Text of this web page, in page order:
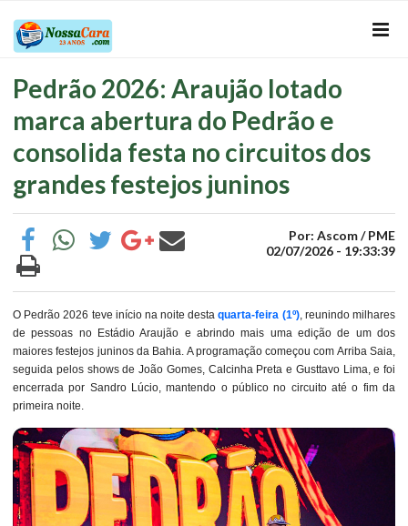
Pedrão 2026: Araujão lotado
marca abertura do Pedrão e
consolida festa no circuitos dos
grandes festejos juninos
Por: Ascom / PME
02/07/2026 - 19:33:39
O Pedrão 2026 teve início na noite destaquarta-feira (1º), reunindo milhares
de pessoas no Estádio Araujão e abrindo mais uma edição de um dos
maiores festejos juninos da Bahia. A programação começou com Arriba Saia,
seguida pelos shows de João Gomes, Calcinha Preta e Gusttavo Lima, e foi
encerrada por Sandro Lúcio, mantendo o público no circuito até o fim da
primeira noite.